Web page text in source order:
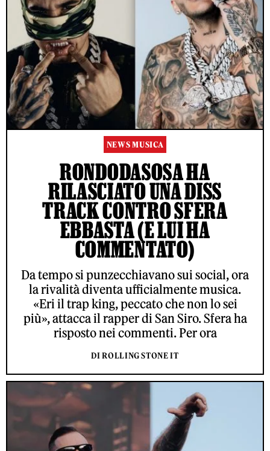
NEWS MUSICA
RONDODASOSA HA
RILASCIATO UNA DISS
TRACK CONTRO SFERA
EBBASTA (E LUI HA
COMMENTATO)
Da tempo si punzecchiavano sui social, ora
la rivalità diventa ufficialmente musica.
«Eri il trap king, peccato che non lo sei
più», attacca il rapper di San Siro. Sfera ha
risposto nei commenti. Per ora
DI ROLLING STONE IT